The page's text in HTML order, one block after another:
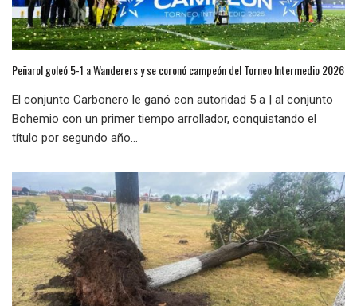
Peñarol goleó 5-1 a Wanderers y se coronó campeón del Torneo Intermedio 2026
El conjunto Carbonero le ganó con autoridad 5 a | al conjunto
Bohemio con un primer tiempo arrollador, conquistando el
título por segundo año...